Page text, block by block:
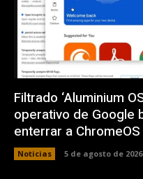
Filtrado ‘Aluminium
operativo de Google
enterrar a
Noticias 5 de agosto de 2026